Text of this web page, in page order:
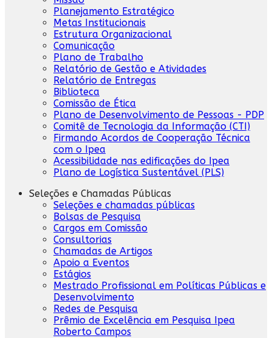
Planejamento Estratégico
Metas Institucionais
Estrutura Organizacional
Comunicação
Plano de Trabalho
Relatório de Gestão e Atividades
Relatório de Entregas
Biblioteca
Comissão de Ética
Plano de Desenvolvimento de Pessoas - PDP
Comitê de Tecnologia da Informação (CTI)
Firmando Acordos de Cooperação Técnica
com o Ipea
Acessibilidade nas edificações do Ipea
Plano de Logística Sustentável (PLS)
Seleções e Chamadas Públicas
Seleções e chamadas públicas
Bolsas de Pesquisa
Cargos em Comissão
Consultorias
Chamadas de Artigos
Apoio a Eventos
Estágios
Mestrado Profissional em Políticas Públicas e
Desenvolvimento
Redes de Pesquisa
Prêmio de Excelência em Pesquisa Ipea
Roberto Campos